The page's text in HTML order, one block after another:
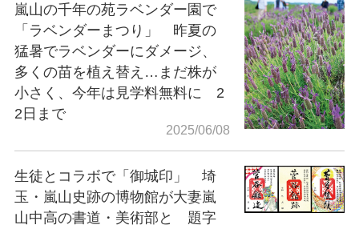
嵐山の千年の苑ラベンダー園で
「ラベンダーまつり」 昨夏の
猛暑でラベンダーにダメージ、
多くの苗を植え替え…まだ株が
小さく、今年は見学料無料に 2
2日まで
2025/06/08
生徒とコラボで「御城印」 埼
玉・嵐山史跡の博物館が大妻嵐
山中高の書道・美術部と 題字